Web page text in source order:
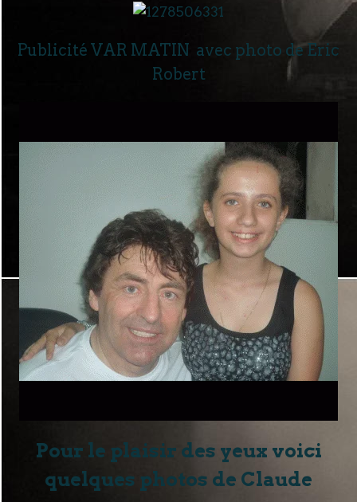
Publicité VAR MATIN avec photo de Eric
Robert
Pour le plaisir des yeux voici
quelques photos de Claude